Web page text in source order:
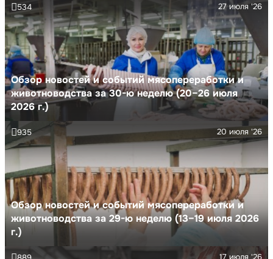
Обзор новостей и событий мясопереработки и
животноводства за 30-ю неделю (20–26 июля
2026 г.)
27 июля '26
534
Обзор новостей и событий мясопереработки и
животноводства за 29-ю неделю (13–19 июля 2026
г.)
20 июля '26
935
17 июля '26